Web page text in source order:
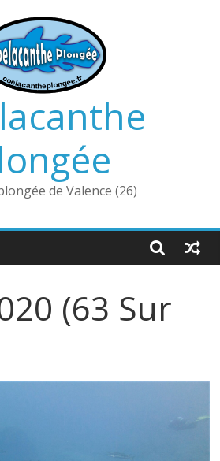
de Valence (26)
(63 Sur